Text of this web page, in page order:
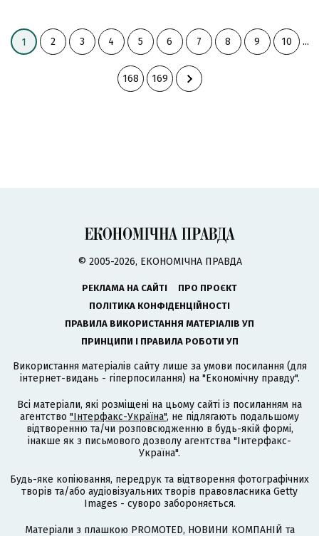
1 2 3 4 5 6 7 8 9 10 ...
168 169
© 2005-2026, ЕКОНОМІЧНА ПРАВДА
РЕКЛАМА НА САЙТІ
ПРО ПРОЄКТ
ПОЛІТИКА КОНФІДЕНЦІЙНОСТІ
ПРАВИЛА ВИКОРИСТАННЯ МАТЕРІАЛІВ УП
ПРИНЦИПИ І ПРАВИЛА РОБОТИ УП
Використання матеріалів сайту лише за умови посилання (для
інтернет-видань - гіперпосилання) на "Економічну правду".
Всі матеріали, які розміщені на цьому сайті із посиланням на
агентство "Інтерфакс-Україна", не підлягають подальшому
відтворенню та/чи розповсюдженню в будь-якій формі,
інакше як з письмового дозволу агентства "Інтерфакс-
Україна".
Будь-яке копіювання, передрук та відтворення фотографічних
творів та/або аудіовізуальних творів правовласника Getty
Images - суворо забороняється.
Матеріали з плашкою PROMOTED, НОВИНИ КОМПАНІЙ та